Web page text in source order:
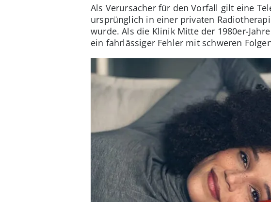
Als Verursacher für den Vorfall gilt eine
ursprünglich in einer privaten
wurde. Als die Klinik Mitte der 1980er-
ein fahrlässiger Fehler mit schweren